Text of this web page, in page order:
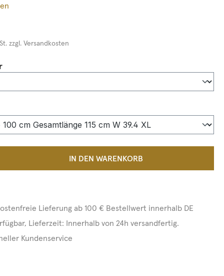
zzgl. Versandkosten
auswählen
Gib den gewünschten Wert
IN DEN WARENKORB
Lieferung ab 100 € Bestellwert innerhalb DE
Lieferzeit: Innerhalb von 24h versandfertig.
Kundenservice